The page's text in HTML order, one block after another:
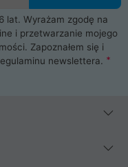
lat. Wyrażam zgodę na
i przetwarzanie mojego
Zapoznałem się i
newslettera.